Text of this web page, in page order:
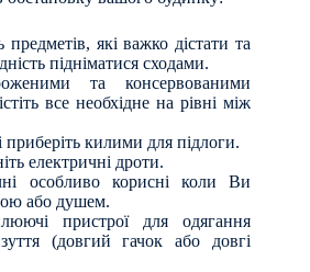
предметів, які важко дістати та
підніматися сходами.
та консервованими
все необхідне на рівні між
приберіть килими для підлоги.
електричні дроти.
особливо корисні коли Ви
або душем.
пристрої для одягання
(довгий гачок або довгі